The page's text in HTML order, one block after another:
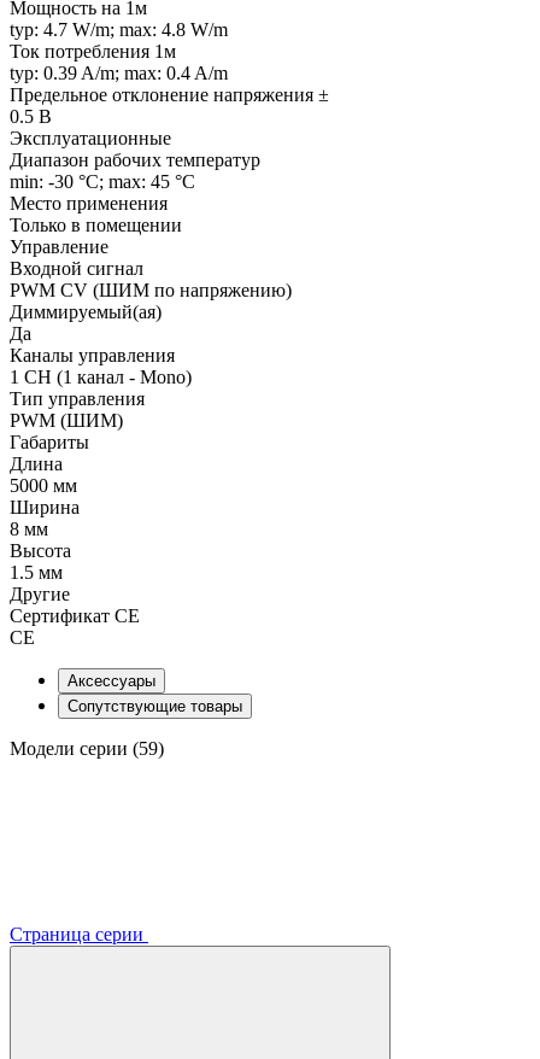
Мощность на 1м
typ: 4.7 W/m; max: 4.8 W/m
Ток потребления 1м
typ: 0.39 A/m; max: 0.4 A/m
Предельное отклонение напряжения ±
0.5 В
Эксплуатационные
Диапазон рабочих температур
min: -30 °C; max: 45 °C
Место применения
Только в помещении
Управление
Входной сигнал
PWM СV (ШИМ по напряжению)
Диммируемый(ая)
Да
Каналы управления
1 CH (1 канал - Mono)
Тип управления
PWM (ШИМ)
Габариты
Длина
5000 мм
Ширина
8 мм
Высота
1.5 мм
Другие
Сертификат CE
CE
Аксессуары
Сопутствующие товары
Модели серии (59)
Страница серии